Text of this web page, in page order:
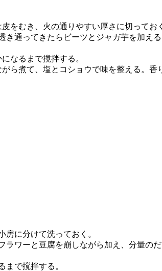
をむき、火の通りやすい厚さに切ってお
通ってきたらビーツとジャガ芋を加え
なるまで撹拌する。
ら煮て、塩とコショウで味を整える。香
に分けて洗っておく。
ワーと豆腐を崩しながら加え、分量の
まで撹拌する。